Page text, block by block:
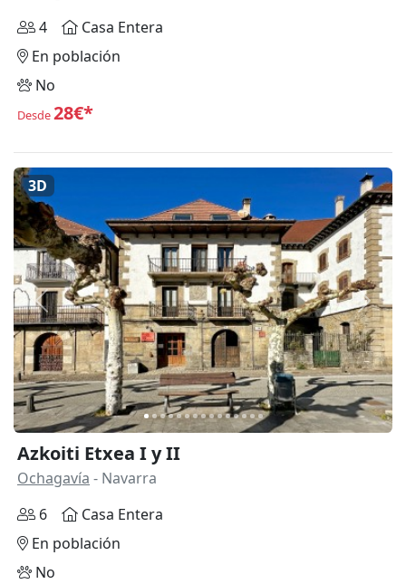
4
Casa Entera
En población
No
Desde28€*
Anterior
3D
Azkoiti Etxea I y II
Ochagavía - Navarra
6
Casa Entera
En población
No